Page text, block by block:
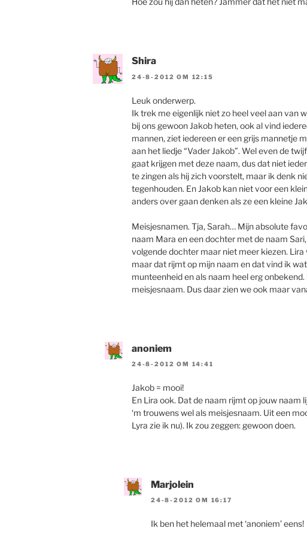
Shira
24-8-2012 OM 12:15
Leuk onderwerp.
Ik trek me eigenlijk niet zo heel veel aan van
bij ons gewoon Jakob heten, ook al vind
mannen, ziet iedereen er een grijs mannetje
aan het liedje “Vader Jakob”. Wel even de
gaat krijgen met deze naam, dus dat niet
te zingen als hij zich voorstelt, maar ik denk
tegenhouden. En Jakob kan niet voor een
anders over gaan denken als ze een kleine
Meisjesnamen. Tja, Sarah… Mijn absolute
naam Mara en een dochter met de naam
volgende dochter maar niet meer kiezen.
maar dat rijmt op mijn naam en dat vind ik
munteenheid en als naam heel erg
meisjesnaam. Dus daar zien we ook maar
anoniem
24-8-2012 OM 14:41
Jakob = mooi!
En Lira ook. Dat de naam rijmt op jouw naam
‘m trouwens wel als meisjesnaam. Uit een
Lyra zie ik nu). Ik zou zeggen: gewoon doen.
Marjolein
24-8-2012 OM 16:17
Ik ben het helemaal met ‘anoniem’ eens!